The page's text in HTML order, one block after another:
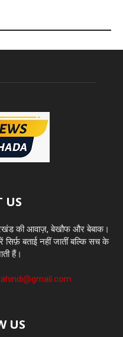
US
की आवाज़, बेखौफ और बेबाक।
बताई नहीं जातीं बल्कि सच के
हैं।
US